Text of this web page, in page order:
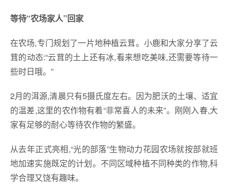
等待“农场家人”回家
在农场,专门规划了一片地种植云茸。小鹿和大家分享了云
茸的动态:“云茸的土上还有冰,看来想吃美味,还需要等待一
些时日哦。”
2月的洱源,清晨只有5摄氏度左右。因为肥沃的土壤、适宜
的温差,这里的农作物有着“非常喜人的未来”。刚刚入春,大
家有足够的耐心等待农作物的繁盛。
从去年正式亮相,“光的部落”生物动力花园农场就按部就班
地加速实施既定的计划。不同区域种植不同种类的作物,科
学合理又饶有趣味。